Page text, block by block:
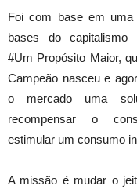
Foi com base em uma
bases do capitalismo
#Um Propósito Maior,
Campeão nasceu e
o mercado uma
recompensar o
estimular um consumo
A missão é mudar o